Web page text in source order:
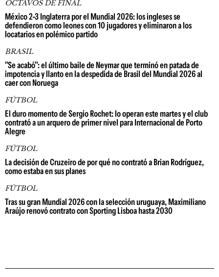
OCTAVOS DE FINAL
México 2-3 Inglaterra por el Mundial 2026: los ingleses se
defendieron como leones con 10 jugadores y eliminaron a los
locatarios en polémico partido
BRASIL
"Se acabó": el último baile de Neymar que terminó en patada de
impotencia y llanto en la despedida de Brasil del Mundial 2026 al
caer con Noruega
FÚTBOL
El duro momento de Sergio Rochet: lo operan este martes y el club
contrató a un arquero de primer nivel para Internacional de Porto
Alegre
FÚTBOL
La decisión de Cruzeiro de por qué no contrató a Brian Rodríguez,
como estaba en sus planes
FÚTBOL
Tras su gran Mundial 2026 con la selección uruguaya, Maximiliano
Araújo renovó contrato con Sporting Lisboa hasta 2030